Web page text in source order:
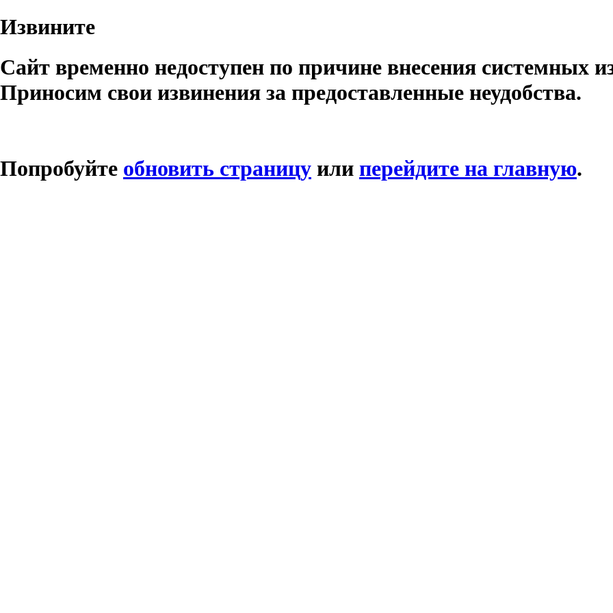
Извините
Сайт временно недоступен по причине внесения системных
Приносим свои извинения за предоставленные неудобства.
Попробуйте обновить страницу или перейдите на главную.